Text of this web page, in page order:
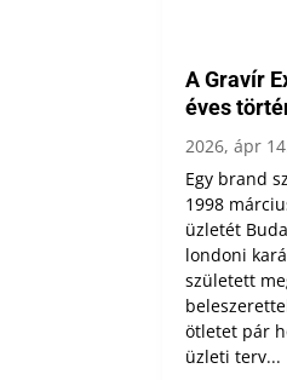
A Gravír
éves
2026, ápr
Egy brand
1998
üzletét
londoni
született
ötletet pár
üzleti terv...